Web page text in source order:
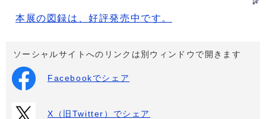
本展の図録は、好評発売中です。
ソーシャルサイトへのリンクは別ウィンドウで開きます
Facebookでシェア
X（旧Twitter）でシェア